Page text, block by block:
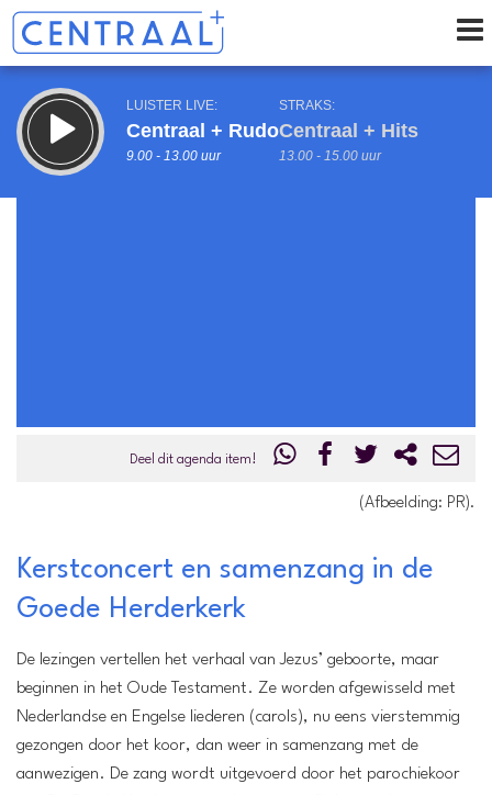
LUISTER LIVE:
Centraal + Rudo
9.00 - 13.00 uur
STRAKS:
Centraal + Hits
13.00 - 15.00 uur
Deel dit agenda item!
(Afbeelding: PR).
Locatie:
Goede Herderkerk
Zoeterwoude-Rijndijk
Wanneer:
Zondag 18 december van 14.00 tot 15.00 uur
Kerstconcert en samenzang in de
Goede Herderkerk
De lezingen vertellen het verhaal van Jezus’ geboorte, maar
beginnen in het Oude Testament. Ze worden afgewisseld met
Nederlandse en Engelse liederen (carols), nu eens vierstemmig
gezongen door het koor, dan weer in samenzang met de
aanwezigen. De zang wordt uitgevoerd door het parochiekoor